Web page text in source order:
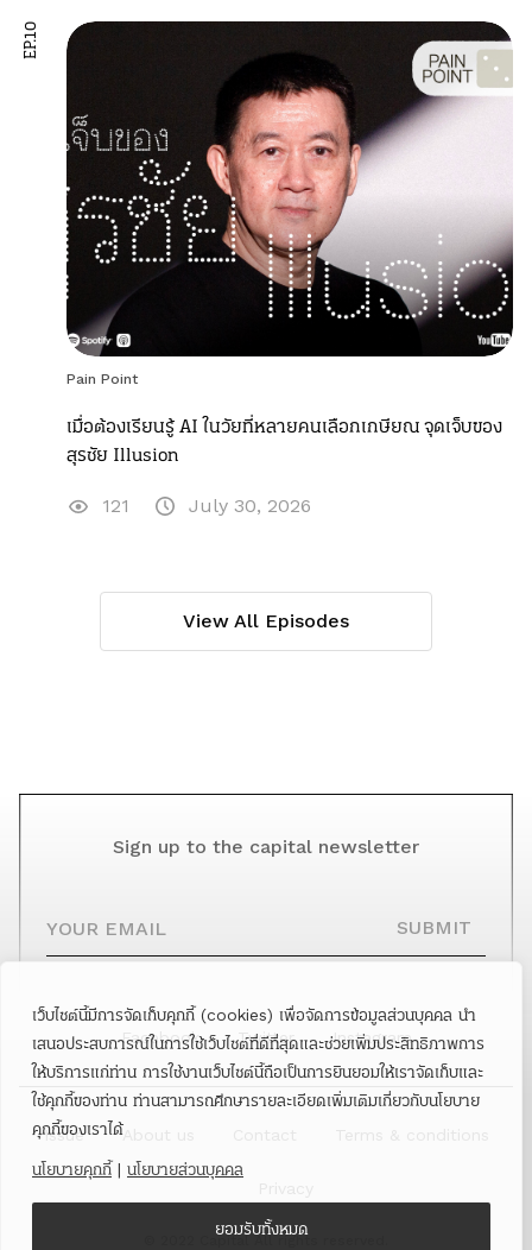
เว็บไซต์นี้มีการจัดเก็บคุกกี้ (cookies) เพื่อจัดการข้อมูลส่วนบุคคล นำ
เสนอประสบการณ์ในการใช้เว็บไซต์ที่ดีที่สุดและช่วยเพิ่มประสิทธิภาพการ
ให้บริการแก่ท่าน การใช้งานเว็บไซต์นี้ถือเป็นการยินยอมให้เราจัดเก็บและ
ใช้คุกกี้ของท่าน ท่านสามารถศึกษารายละเอียดเพิ่มเติมเกี่ยวกับนโยบาย
คุกกี้ของเราได้
นโยบายคุกกี้ | นโยบายส่วนบุคคล
ยอมรับทั้งหมด
Pain Point
เมื่อต้องเรียนรู้ AI ในวัยที่หลายคนเลือกเกษียณ จุดเจ็บของ
สุรชัย Illusion
EP.10
121 July 30, 2026
View All Episodes
Sign up to the capital newsletter
SUBMIT
Facebook Twitter Instagram
Issue About us